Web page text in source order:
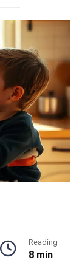
Reading
8 min